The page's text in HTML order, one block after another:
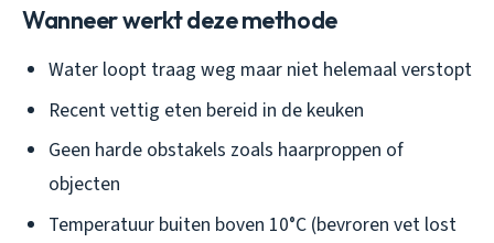
Wanneer werkt deze methode
Water loopt traag weg maar niet helemaal verstopt
Recent vettig eten bereid in de keuken
Geen harde obstakels zoals haarproppen of
objecten
Temperatuur buiten boven 10°C (bevroren vet lost